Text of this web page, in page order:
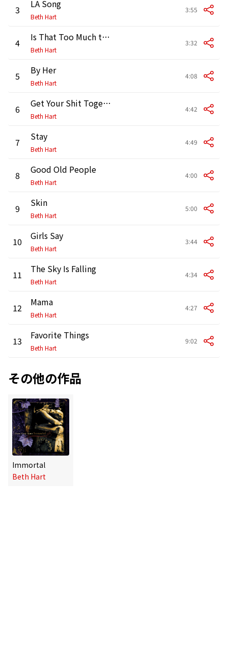
3 LA Song
Beth Hart
3:55
4 Is That Too Much to Ask
Beth Hart
3:32
5 By Her
Beth Hart
4:08
6 Get Your Shit Together
Beth Hart
4:42
7 Stay
Beth Hart
4:49
8 Good Old People
Beth Hart
4:00
9 Skin
Beth Hart
5:00
10 Girls Say
Beth Hart
3:44
11 The Sky Is Falling
Beth Hart
4:34
12 Mama
Beth Hart
4:27
13 Favorite Things
Beth Hart
9:02
その他の作品
Immortal
Beth Hart